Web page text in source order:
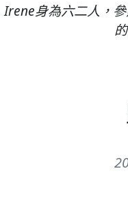
Irene身為六二人，